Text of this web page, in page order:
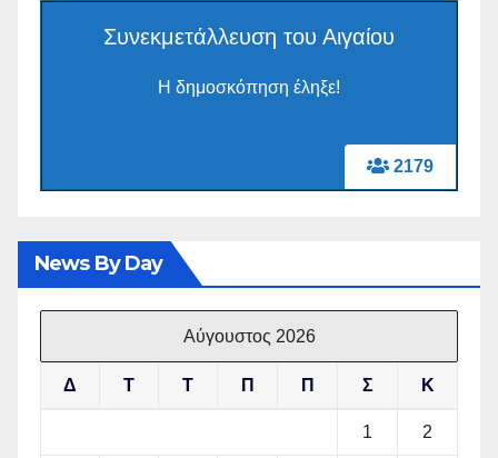
2179
Συνεκμετάλλευση του Αιγαίου
Η δημοσκόπηση έληξε!
News By Day
Αύγουστος 2026
Δ Τ Τ Π Π Σ Κ
1 2